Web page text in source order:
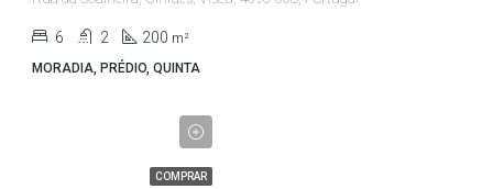
6 2 200 m²
MORADIA, PRÉDIO, QUINTA
COMPRAR